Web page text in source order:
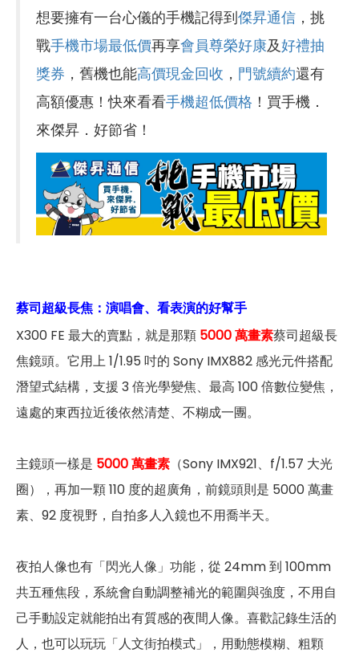
想要擁有一台心儀的手機記得到傑昇通信 ，挑
戰手機市場最低價再享會員尊榮好康及好禮抽
獎券 ，舊機也能高價現金回收 ， 門號續約還有
高額優惠！快來看看手機超低價格 ！買手機．
來傑昇．好節省！
蔡司超級長焦：演唱會、看表演的好幫手
X300 FE 最大的賣點，就是那顆 5000 萬畫素蔡司超級長
焦鏡頭。它用上 1/1.95 吋的 Sony IMX882 感光元件搭配
潛望式結構，支援 3 倍光學變焦、最高 100 倍數位變焦，
遠處的東西拉近後依然清楚、不糊成一團。
主鏡頭一樣是 5000 萬畫素 （Sony IMX921、f/1.57 大光
圈），再加一顆 110 度的超廣角，前鏡頭則是 5000 萬畫
素、92 度視野，自拍多人入鏡也不用喬半天。
夜拍人像也有「閃光人像」功能，從 24mm 到 100mm
共五種焦段，系統會自動調整補光的範圍與強度，不用自
己手動設定就能拍出有質感的夜間人像。喜歡記錄生活的
人，也可以玩玩「人文街拍模式」，用動態模糊、粗顆